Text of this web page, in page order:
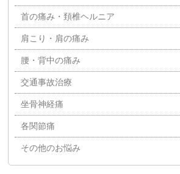
首の痛み・頚椎ヘルニア
肩こり・肩の痛み
腰・背中の痛み
交通事故治療
坐骨神経痛
各関節痛
その他のお悩み